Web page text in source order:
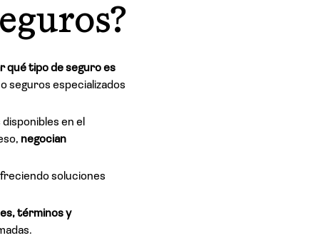
qué tipo de seguro es
seguros especializados
en el
negocian
soluciones
términos y